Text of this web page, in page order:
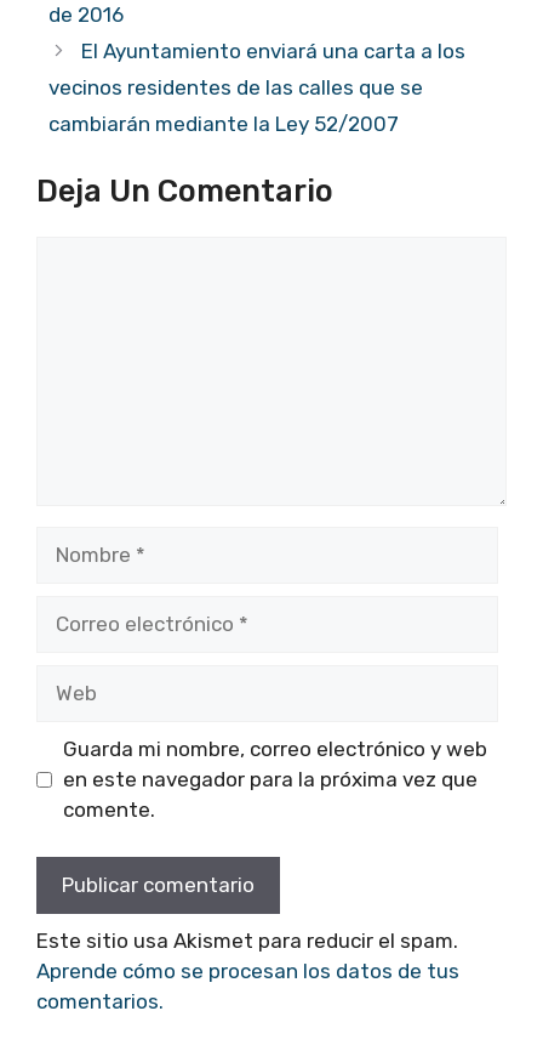
de 2016
El Ayuntamiento enviará una carta a los
vecinos residentes de las calles que se
cambiarán mediante la Ley 52/2007
Deja Un Comentario
Guarda mi nombre, correo electrónico y web
en este navegador para la próxima vez que
comente.
Este sitio usa Akismet para reducir el spam.
Aprende cómo se procesan los datos de tus
comentarios.